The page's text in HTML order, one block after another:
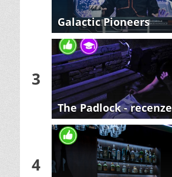
Galactic Pioneers
3
The Padlock - recenze
4